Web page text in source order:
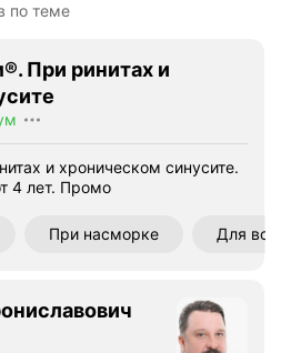
по теме
При ринитах и
и хроническом синусите.
4 лет. Промо
При насморке Для